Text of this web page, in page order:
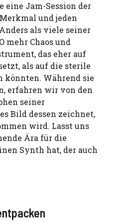
Jam-Session der
und jeden
als viele seiner
mehr Chaos und
das eher auf
als auf die sterile
könnten. Während sie
erfahren wir von den
seiner
Bild dessen zeichnet,
wird. Lasst uns
Ära für die
Synth hat, der auch